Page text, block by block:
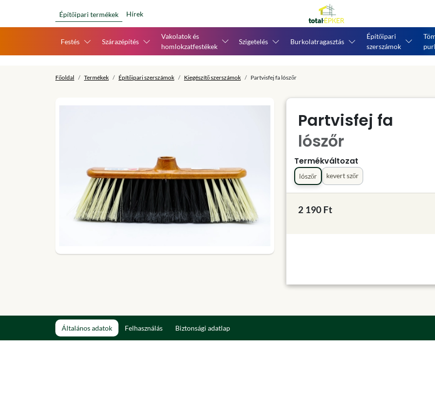
Építőipari termékek Hírek
Festés Szárazépítés
Vakolatok és
homlokzatfestékek
Szigetelés Burkolatragasztás
Építőipari
szerszámok
Főoldal Termékek Építőipari szerszámok Kiegészítő szerszámok Partvisfej fa lószőr
Partvisfej fa
lószőr
Termékváltozat
kevert szőr
lószőr
2 190 Ft
Általános adatok Felhasználás Biztonsági adatlap